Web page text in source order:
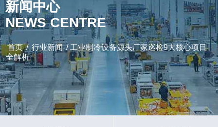
新闻中心
NEWS CENTRE
首页/行业新闻/ 工业制冷设备源头厂家巡检9大核心项目
全解析